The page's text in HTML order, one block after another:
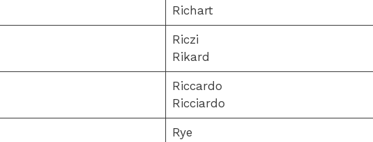
Richart
Riczi
Rikard
Riccardo
Ricciardo
Rye